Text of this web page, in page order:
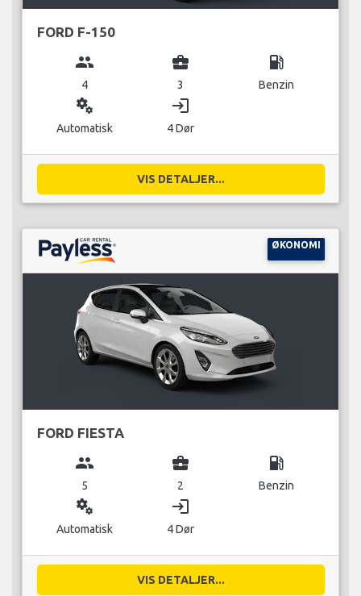
FORD F-150
group
4
business_center
3
local_gas_station
Benzin
miscellaneous_services
Automatisk
login
4 Dør
VIS DETALJER...
ØKONOMI
FORD FIESTA
group
5
business_center
2
local_gas_station
Benzin
miscellaneous_services
Automatisk
login
4 Dør
VIS DETALJER...